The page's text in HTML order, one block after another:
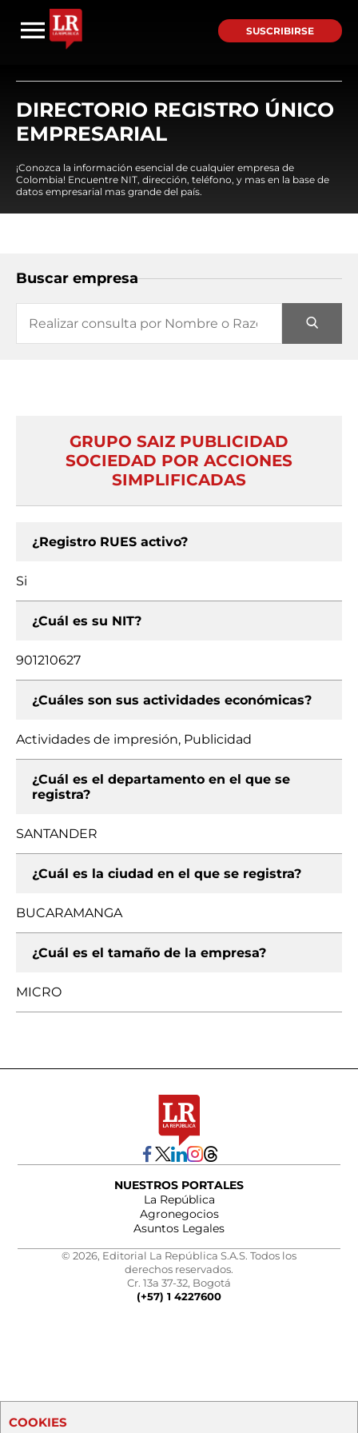
SUSCRIBIRSE
DIRECTORIO REGISTRO ÚNICO
EMPRESARIAL
¡Conozca la información esencial de cualquier empresa de
Colombia! Encuentre NIT, dirección, teléfono, y mas en la base de
datos empresarial mas grande del país.
Buscar empresa
GRUPO SAIZ PUBLICIDAD
SOCIEDAD POR ACCIONES
SIMPLIFICADAS
¿Registro RUES activo?
Si
¿Cuál es su NIT?
901210627
¿Cuáles son sus actividades económicas?
Actividades de impresión, Publicidad
¿Cuál es el departamento en el que se
registra?
SANTANDER
¿Cuál es la ciudad en el que se registra?
BUCARAMANGA
¿Cuál es el tamaño de la empresa?
MICRO
NUESTROS PORTALES
La República
Agronegocios
Asuntos Legales
© 2026, Editorial La República S.A.S. Todos los
derechos reservados.
Cr. 13a 37-32, Bogotá
(+57) 1 4227600
COOKIES